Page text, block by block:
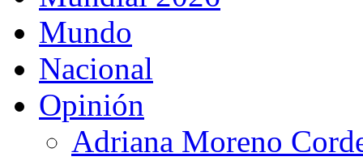
Mundo
Nacional
Opinión
Adriana Moreno